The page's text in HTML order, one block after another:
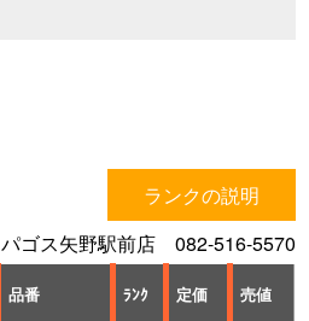
ランクの説明
パゴス矢野駅前店 082-516-5570
品番 ﾗﾝｸ 定価 売値